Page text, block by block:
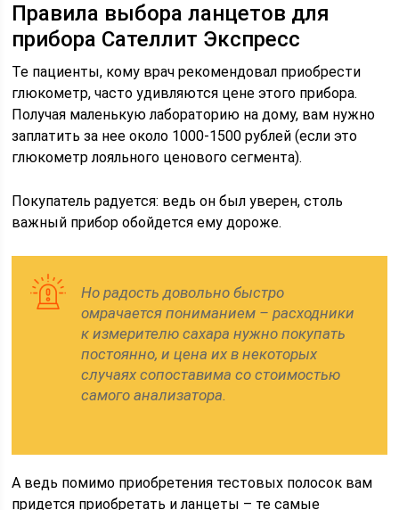
Правила выбора ланцетов для
прибора Сателлит Экспресс
Те пациенты, кому врач рекомендовал приобрести
глюкометр, часто удивляются цене этого прибора.
Получая маленькую лабораторию на дому, вам нужно
заплатить за нее около 1000-1500 рублей (если это
глюкометр лояльного ценового сегмента).
Покупатель радуется: ведь он был уверен, столь
важный прибор обойдется ему дороже.
Но радость довольно быстро
омрачается пониманием – расходники
к измерителю сахара нужно покупать
постоянно, и цена их в некоторых
случаях сопоставима со стоимостью
самого анализатора.
А ведь помимо приобретения тестовых полосок вам
придется приобретать и ланцеты – те самые